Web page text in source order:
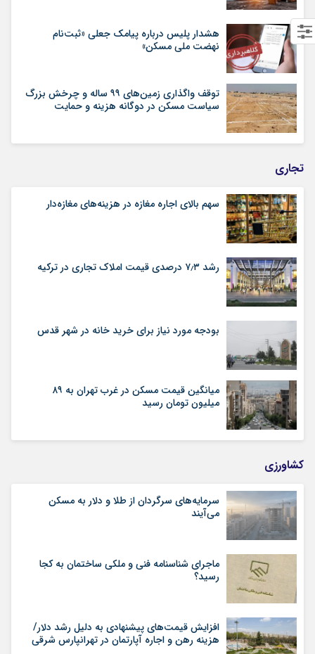
هشدار پلیس درباره پیامک جعلی «ثبت‌نام
نهضت ملی مسکن»
توقف واگذاری زمین‌های ۹۹ ساله و چرخش بزرگ
سیاست مسکن در دوگانه هزینه و حمایت
تجاری
سهم بالای اجاره‌‌ مغازه در هزینه‌‌های مغازه‌‌دار
رشد ۷٫۳ درصدی قیمت‌ املاک تجاری در ترکیه
بودجه مورد نیاز برای خرید خانه در شهر قدس
میانگین قیمت مسکن در غرب تهران به ۸۹
میلیون تومان رسید
کشاورزی
سرمایه‌های سرگردان از طلا و دلار به مسکن
می‌آیند
ماجرای شناسنامه‌ فنی و ملکی ساختمان به کجا
رسید؟
افزایش قیمت‌های پیشنهادی به دلیل رشد دلار/
هزینه رهن و اجاره آپارتمان در تهرانپارس شرقی